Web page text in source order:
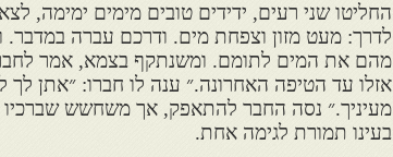
החליטו שני רעים, ידידים טובים מימים ימימה,
לדרך: מעט מזון וצפחת מים. ודרכם עברה
מהם את המים לתומם. ומשנתקף בצמא, אמר
אזלו עד הטיפה האחרונה.״ ענה לו חברו: ״אתן
מעיניך.״ נסה החבר להתאפק, אך משחשש
בעינו תמורת לגימה אחת.